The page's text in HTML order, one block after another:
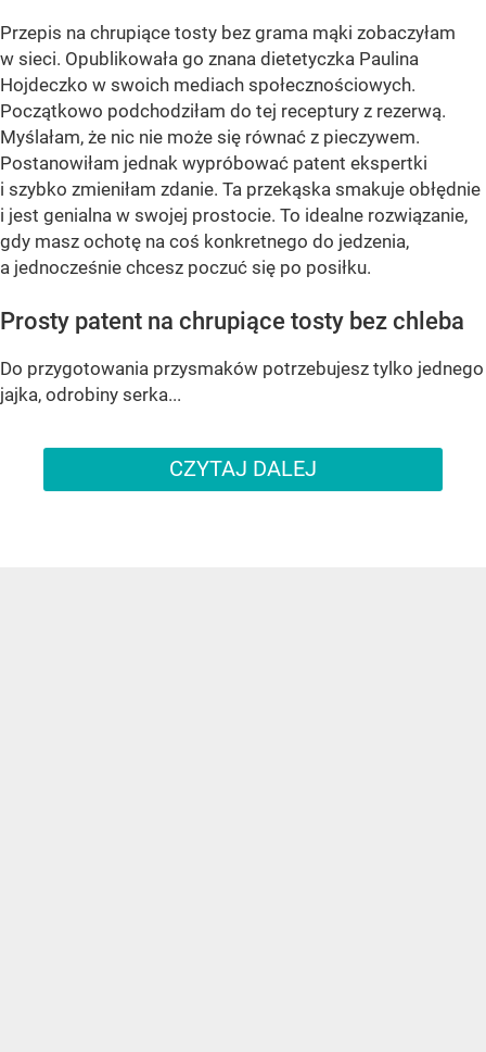
Przepis na chrupiące tosty bez grama mąki zobaczyłam
w sieci. Opublikowała go znana dietetyczka Paulina
Hojdeczko w swoich mediach społecznościowych.
Początkowo podchodziłam do tej receptury z rezerwą.
Myślałam, że nic nie może się równać z pieczywem.
Postanowiłam jednak wypróbować patent ekspertki
i szybko zmieniłam zdanie. Ta przekąska smakuje obłędnie
i jest genialna w swojej prostocie. To idealne rozwiązanie,
gdy masz ochotę na coś konkretnego do jedzenia,
a jednocześnie chcesz poczuć się po posiłku.
Prosty patent na chrupiące tosty bez chleba
Do przygotowania przysmaków potrzebujesz tylko jednego
jajka, odrobiny serka...
CZYTAJ DALEJ